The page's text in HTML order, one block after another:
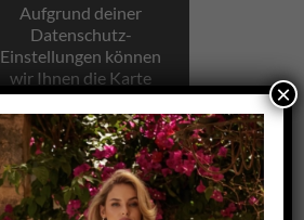
Aufgrund deiner
Datenschutz-
Einstellungen können
wir Ihnen die Karte
nicht anzeigen.
Klicken Sie hier, um
die Karte in einem
neuen Fenster zu
öffnen.
×